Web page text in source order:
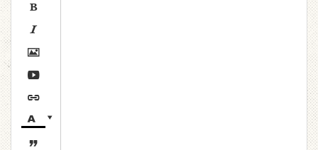







